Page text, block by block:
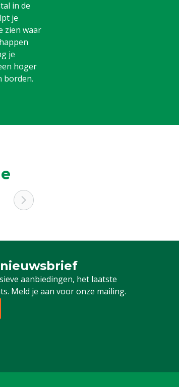
in de
je
zien waar
je
hoger
borden.
aanbiedingen, het laatste
Meld je aan voor onze mailing.
nieuwsbrief